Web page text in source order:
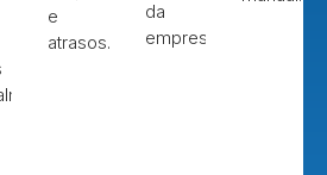
e
atrasos.
da
empresa.